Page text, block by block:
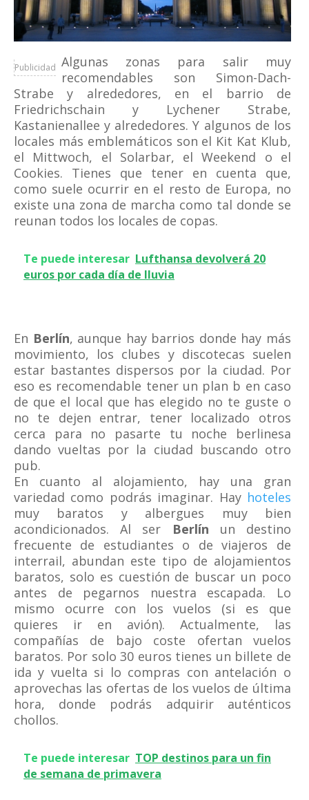
Publicidad Algunas zonas para salir muy
recomendables son Simon-Dach-
Strabe y alrededores, en el barrio de
Friedrichschain y Lychener Strabe,
Kastanienallee y alrededores. Y algunos de los
locales más emblemáticos son el Kit Kat Klub,
el Mittwoch, el Solarbar, el Weekend o el
Cookies. Tienes que tener en cuenta que,
como suele ocurrir en el resto de Europa, no
existe una zona de marcha como tal donde se
reunan todos los locales de copas.
Te puede interesar Lufthansa devolverá 20
euros por cada día de lluvia
En Berlín, aunque hay barrios donde hay más
movimiento, los clubes y discotecas suelen
estar bastantes dispersos por la ciudad. Por
eso es recomendable tener un plan b en caso
de que el local que has elegido no te guste o
no te dejen entrar, tener localizado otros
cerca para no pasarte tu noche berlinesa
dando vueltas por la ciudad buscando otro
pub.
En cuanto al alojamiento, hay una gran
variedad como podrás imaginar. Hay hoteles
muy baratos y albergues muy bien
acondicionados. Al ser
Berlín un destino
frecuente de estudiantes o de viajeros de
interrail, abundan este tipo de alojamientos
baratos, solo es cuestión de buscar un poco
antes de pegarnos nuestra escapada. Lo
mismo ocurre con los vuelos (si es que
quieres ir en avión). Actualmente, las
compañías de bajo coste ofertan vuelos
baratos. Por solo 30 euros tienes un billete de
ida y vuelta si lo compras con antelación o
aprovechas las ofertas de los vuelos de última
hora, donde podrás adquirir auténticos
chollos.
Te puede interesar TOP destinos para un fin
de semana de primavera